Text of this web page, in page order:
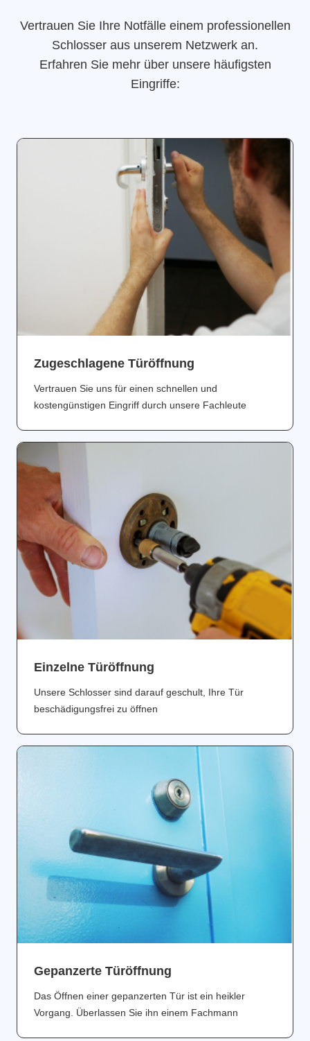
Vertrauen Sie Ihre Notfälle einem professionellen
Schlosser aus unserem Netzwerk an.
Erfahren Sie mehr über unsere häufigsten
Eingriffe:
Zugeschlagene Türöffnung
Vertrauen Sie uns für einen schnellen und
kostengünstigen Eingriff durch unsere Fachleute
Einzelne Türöffnung
Unsere Schlosser sind darauf geschult, Ihre Tür
beschädigungsfrei zu öffnen
Gepanzerte Türöffnung
Das Öffnen einer gepanzerten Tür ist ein heikler
Vorgang. Überlassen Sie ihn einem Fachmann